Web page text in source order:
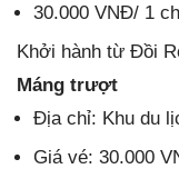
30.000 VNĐ/ 1
Khởi hành từ Đồi
Máng trượt
Địa chỉ: Khu du
Giá vé: 30.000